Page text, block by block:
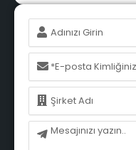
İsim
E-
posta
İsim
Mesaj